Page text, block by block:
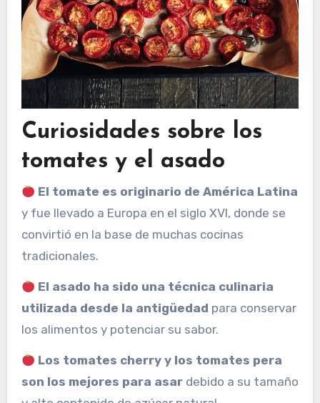
Curiosidades sobre los
tomates y el asado
El tomate es originario de América Latina
y fue llevado a Europa en el siglo XVI, donde se
convirtió en la base de muchas cocinas
tradicionales.
El asado ha sido una técnica culinaria
utilizada desde la antigüedad para conservar
los alimentos y potenciar su sabor.
Los tomates cherry y los tomates pera
son los mejores para asardebido a su tamaño